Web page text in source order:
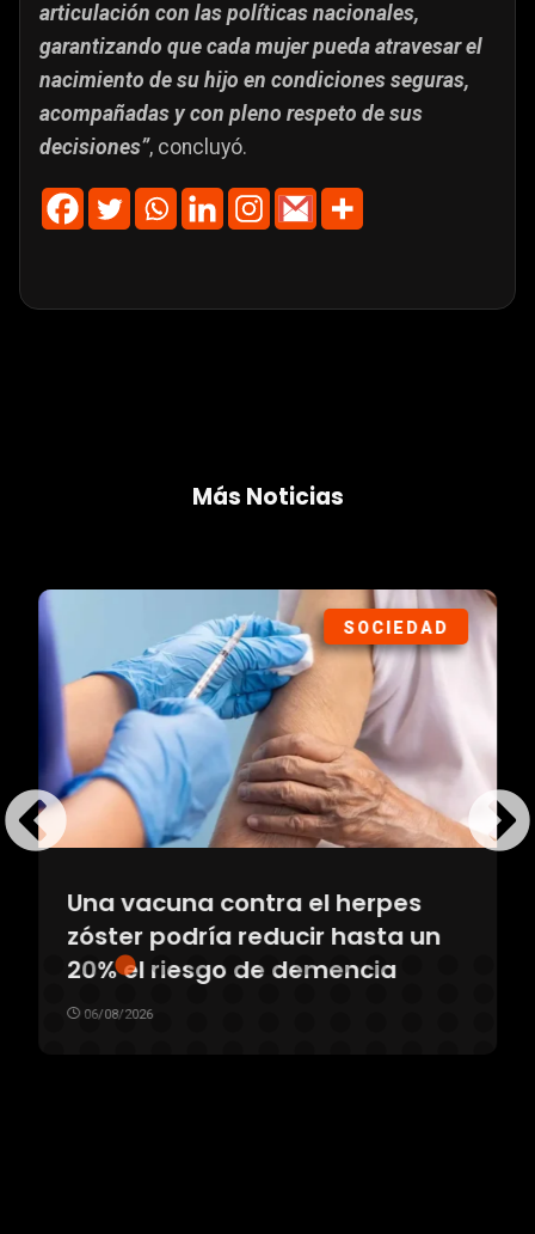
articulación con las políticas nacionales,
garantizando que cada mujer pueda atravesar el
nacimiento de su hijo en condiciones seguras,
acompañadas y con pleno respeto de sus
decisiones”, concluyó.
Más Noticias
SOCIEDAD
Una vacuna contra el herpes
zóster podría reducir hasta un
20% el riesgo de demencia
06/08/2026